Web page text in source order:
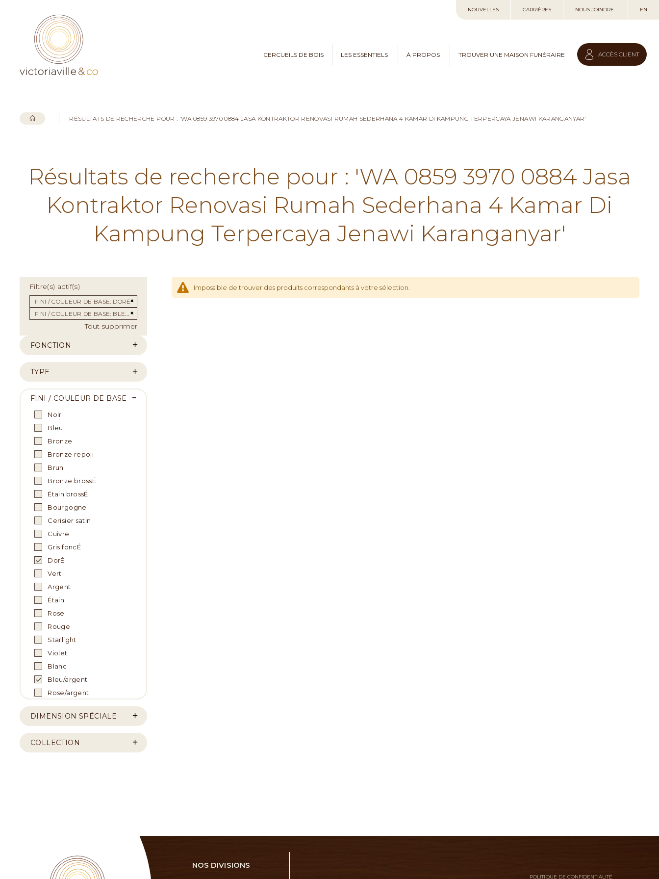
au
NOUVELLES CARRIÈRES NOUS JOINDRE EN
CERCUEILS DE BOIS LES ESSENTIELS À PROPOS TROUVER UNE MAISON FUNÉRAIRE ACCÈS CLIENT
RÉSULTATS DE RECHERCHE POUR : 'WA 0859 3970 0884 JASA KONTRAKTOR RENOVASI RUMAH SEDERHANA 4 KAMAR DI KAMPUNG TERPERCAYA JENAWI KARANGANYAR'
Résultats de recherche pour : 'WA 0859 3970 0884 Jasa
Kontraktor Renovasi Rumah Sederhana 4 Kamar Di
Kampung Terpercaya Jenawi Karanganyar'
Impossible de trouver des produits correspondants à votre sélection.
Filtre(s) actif(s)
FINI / COULEUR DE BASE DORÉ
Supprimer cet Élément
FINI / COULEUR DE BASE BLEU/ARGENT
Tout supprimer
FONCTION
TYPE
FINI / COULEUR DE BASE
Noir
Bleu
Bronze
Bronze repoli
Brun
Bronze brossÉ
Étain brossÉ
Bourgogne
Cerisier satin
Cuivre
Gris foncÉ
DorÉ
Vert
Argent
Étain
Rose
Rouge
Starlight
Violet
Blanc
Bleu/argent
Rose/argent
DIMENSION SPÉCIALE
COLLECTION
NOS DIVISIONS
POLITIQUE DE CONFIDENTIALITÉ